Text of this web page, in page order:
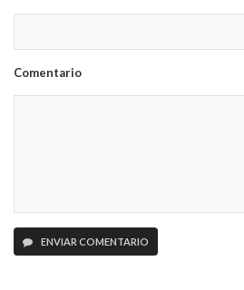
Comentario
ENVIAR COMENTARIO